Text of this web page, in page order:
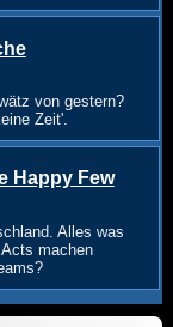
von gestern?
Zeit'.
Happy Few
Alles was
machen